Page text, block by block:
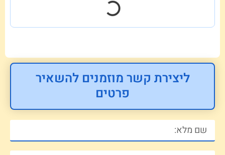
ליצירת קשר מוזמנים להשאיר
פרטים